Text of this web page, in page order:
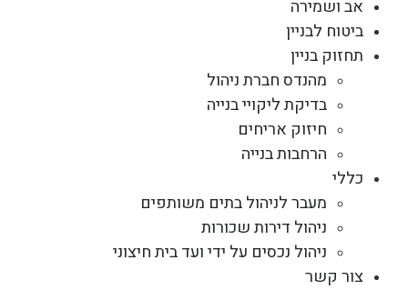
אב ושמירה
ביטוח לבניין
תחזוק בניין
מהנדס חברת ניהול
בדיקת ליקויי בנייה
חיזוק אריחים
הרחבות בנייה
כללי
מעבר לניהול בתים משותפים
ניהול דירות שכורות
ניהול נכסים על ידי ועד בית חיצוני
צור קשר